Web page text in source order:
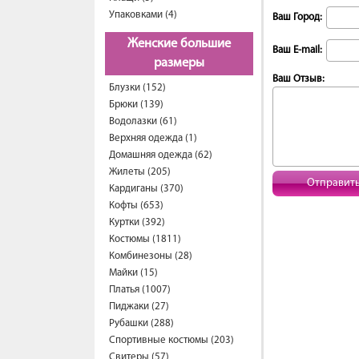
Упаковками (4)
Женские большие
размеры
Блузки (152)
Брюки (139)
Водолазки (61)
Верхняя одежда (1)
Домашняя одежда (62)
Жилеты (205)
Кардиганы (370)
Кофты (653)
Куртки (392)
Костюмы (1811)
Комбинезоны (28)
Майки (15)
Платья (1007)
Пиджаки (27)
Рубашки (288)
Спортивные костюмы (203)
Ваш Город:
Ваш E-mail:
Ваш Отзыв: